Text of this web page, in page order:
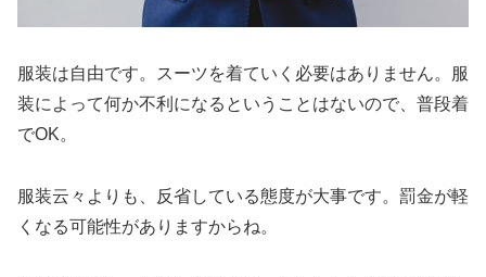
服装は自由です。スーツを着ていく必要はありません。服
装によって何か不利になるということはないので、普段着
でOK。
服装云々よりも、反省している態度が大事です。罰金が軽
くなる可能性がありますからね。